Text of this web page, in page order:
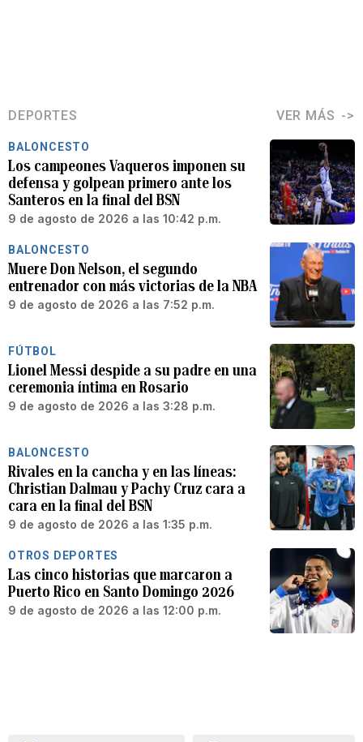
DEPORTES VER MÁS
BALONCESTO
Los campeones Vaqueros imponen su
defensa y golpean primero ante los
Santeros en la final del BSN
9 de agosto de 2026 a las 10:42 p.m.
BALONCESTO
Muere Don Nelson, el segundo
entrenador con más victorias de la NBA
9 de agosto de 2026 a las 7:52 p.m.
FÚTBOL
Lionel Messi despide a su padre en una
ceremonia íntima en Rosario
9 de agosto de 2026 a las 3:28 p.m.
BALONCESTO
Rivales en la cancha y en las líneas:
Christian Dalmau y Pachy Cruz cara a
cara en la final del BSN
9 de agosto de 2026 a las 1:35 p.m.
OTROS DEPORTES
Las cinco historias que marcaron a
Puerto Rico en Santo Domingo 2026
9 de agosto de 2026 a las 12:00 p.m.